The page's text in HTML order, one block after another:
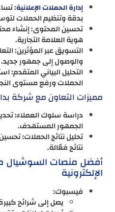
إدارة الحملات الإعلانية:
بدقة وتنظيم الحملات
تحسين المحتوى: إنشاء
هوية العلامة التجارية.
التسويق عبر المؤثرين:
والوصول إلى جمهور جديد.
التحليل البياني المتقدم:
الحملات ورفع مستوى
مميزات التعاون مع شركة
دراسة سلوك العملاء:
الجمهور المستهدف.
تحليل نتائج الحملات:
نتائج فعّالة.
أفضل منصات السوشيال
الإلكترونية
فيسبوك:
يصل إلى شرائح